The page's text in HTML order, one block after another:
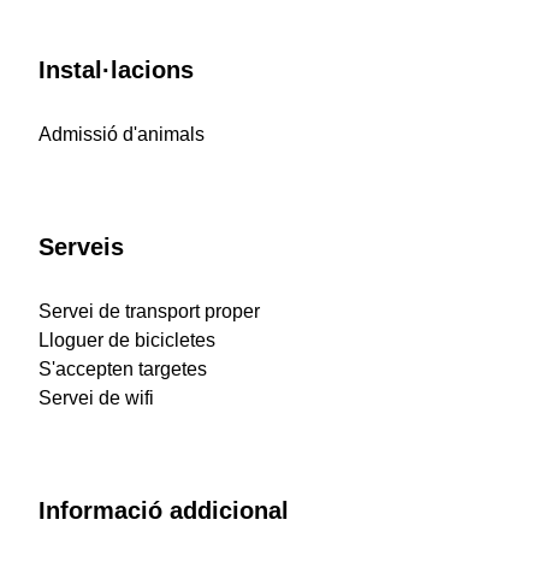
Instal·lacions
Admissió d'animals
Serveis
Servei de transport proper
Lloguer de bicicletes
S'accepten targetes
Servei de wifi
Informació addicional